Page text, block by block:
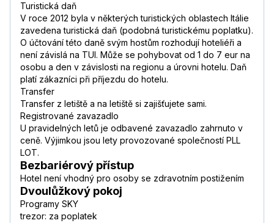
Turistická daň
V roce 2012 byla v některých turistických oblastech Itálie
zavedena turistická daň (podobná turistickému poplatku).
O účtování této daně svým hostům rozhodují hoteliéři a
není závislá na TUI. Může se pohybovat od 1 do 7 eur na
osobu a den v závislosti na regionu a úrovni hotelu. Daň
platí zákazníci při příjezdu do hotelu.
Transfer
Transfer z letiště a na letiště si zajišťujete sami.
Registrované zavazadlo
U pravidelných letů je odbavené zavazadlo zahrnuto v
ceně. Výjimkou jsou lety provozované společností PLL
LOT.
Bezbariérový přístup
Hotel není vhodný pro osoby se zdravotním postižením
Dvoulůžkový pokoj
Programy SKY
trezor: za poplatek